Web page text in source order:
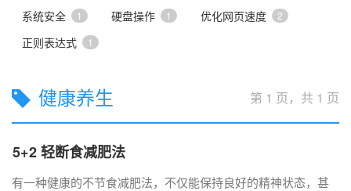
系统安全 1 硬盘操作 1 优化网页速度 2
正则表达式 1
健康养生 第 1 页，共 1 页
5+2 轻断食减肥法
有一种健康的不节食减肥法，不仅能保持良好的精神状态，甚